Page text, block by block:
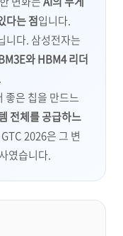
다는 점입니다.
니다. 삼성전자는
와 HBM4 리더
좋은 칩을 만드느
전체를 공급하느
2026은 그 변
였습니다.